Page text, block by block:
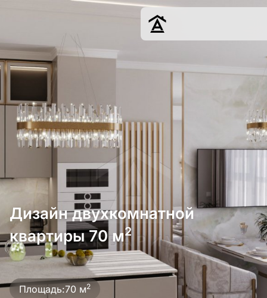
О нас
г. Краснодар
8 (861) 945-12-
34
Обсудить
проект
Дизайн двухкомнатной
квартиры 70 м2
Площадь:70 м2